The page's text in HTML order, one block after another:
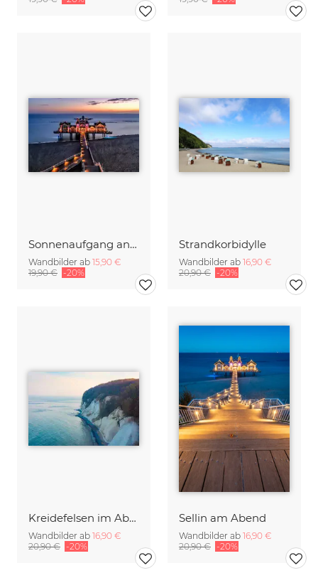
Sonnenaufgang an der Seebrücke Sellin auf Rügen
Wandbilder ab 15,90 €
19,90 € -20%
Strandkorbidylle
Wandbilder ab 16,90 €
20,90 € -20%
Kreidefelsen im Abendlicht
Wandbilder ab 16,90 €
20,90 € -20%
Sellin am Abend
Wandbilder ab 16,90 €
20,90 € -20%